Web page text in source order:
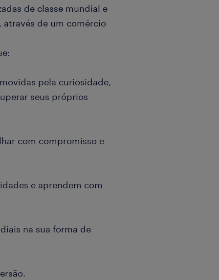
de classe mundial e
de um comércio
pela curiosidade,
seus próprios
com compromisso e
e aprendem com
na sua forma de